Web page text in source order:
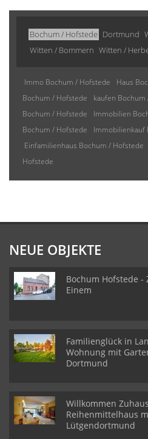
Bochum / Hofstede Dortmund
Witten / Bommern Witten /
Immo Bochum / Hofstede Haus
Bochum / Hofstede
kaufen
Bochum / Hofstede
Immobilien
Bochum / Hofstede
Immobilienkauf
Einfamilienhaus Bochum / Hofstede
Hofstede
NEUE OBJEKTE
Bochum Hofstede -
Einem
Familienglück in
Wohnung mit
Dortmund
Willkommen
Reihenmittelhaus
Lütgendortmund